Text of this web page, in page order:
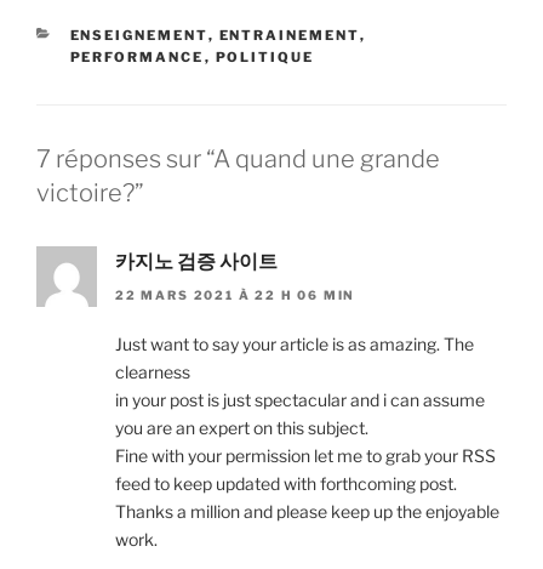
CATÉGORIES
ENSEIGNEMENT, ENTRAINEMENT,
PERFORMANCE , POLITIQUE
7 réponses sur “A quand une grande
victoire?”
카지노 검증 사이트
22 MARS 2021 À 22 H 06 MIN
Just want to say your article is as amazing. The
clearness
in your post is just spectacular and i can assume
you are an expert on this subject.
Fine with your permission let me to grab your RSS
feed to keep updated with forthcoming post.
Thanks a million and please keep up the enjoyable
work.